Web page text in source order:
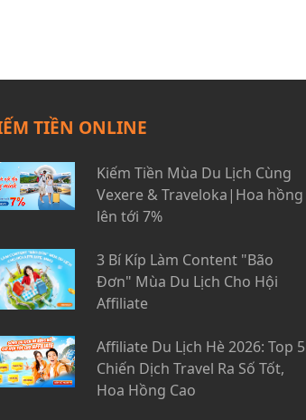
TIỀN ONLINE
Kiếm Tiền Mùa Du Lịch Cùng
Vexere & Traveloka|Hoa hồng
lên tới 7%
3 Bí Kíp Làm Content "Bão
Đơn" Mùa Du Lịch Cho Hội
Affiliate
Affiliate Du Lịch Hè 2026: Top 5
Chiến Dịch Travel Ra Số Tốt,
Hoa Hồng Cao